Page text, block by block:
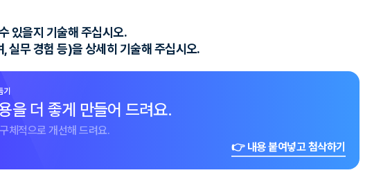
있을지 기술해 주십시오.
실무 경험 등)을 상세히 기술해 주십시오.
기
을 더 좋게 만들어 드려요.
체적으로 개선해 드려요.
👉 내용 붙여넣고 첨삭하기